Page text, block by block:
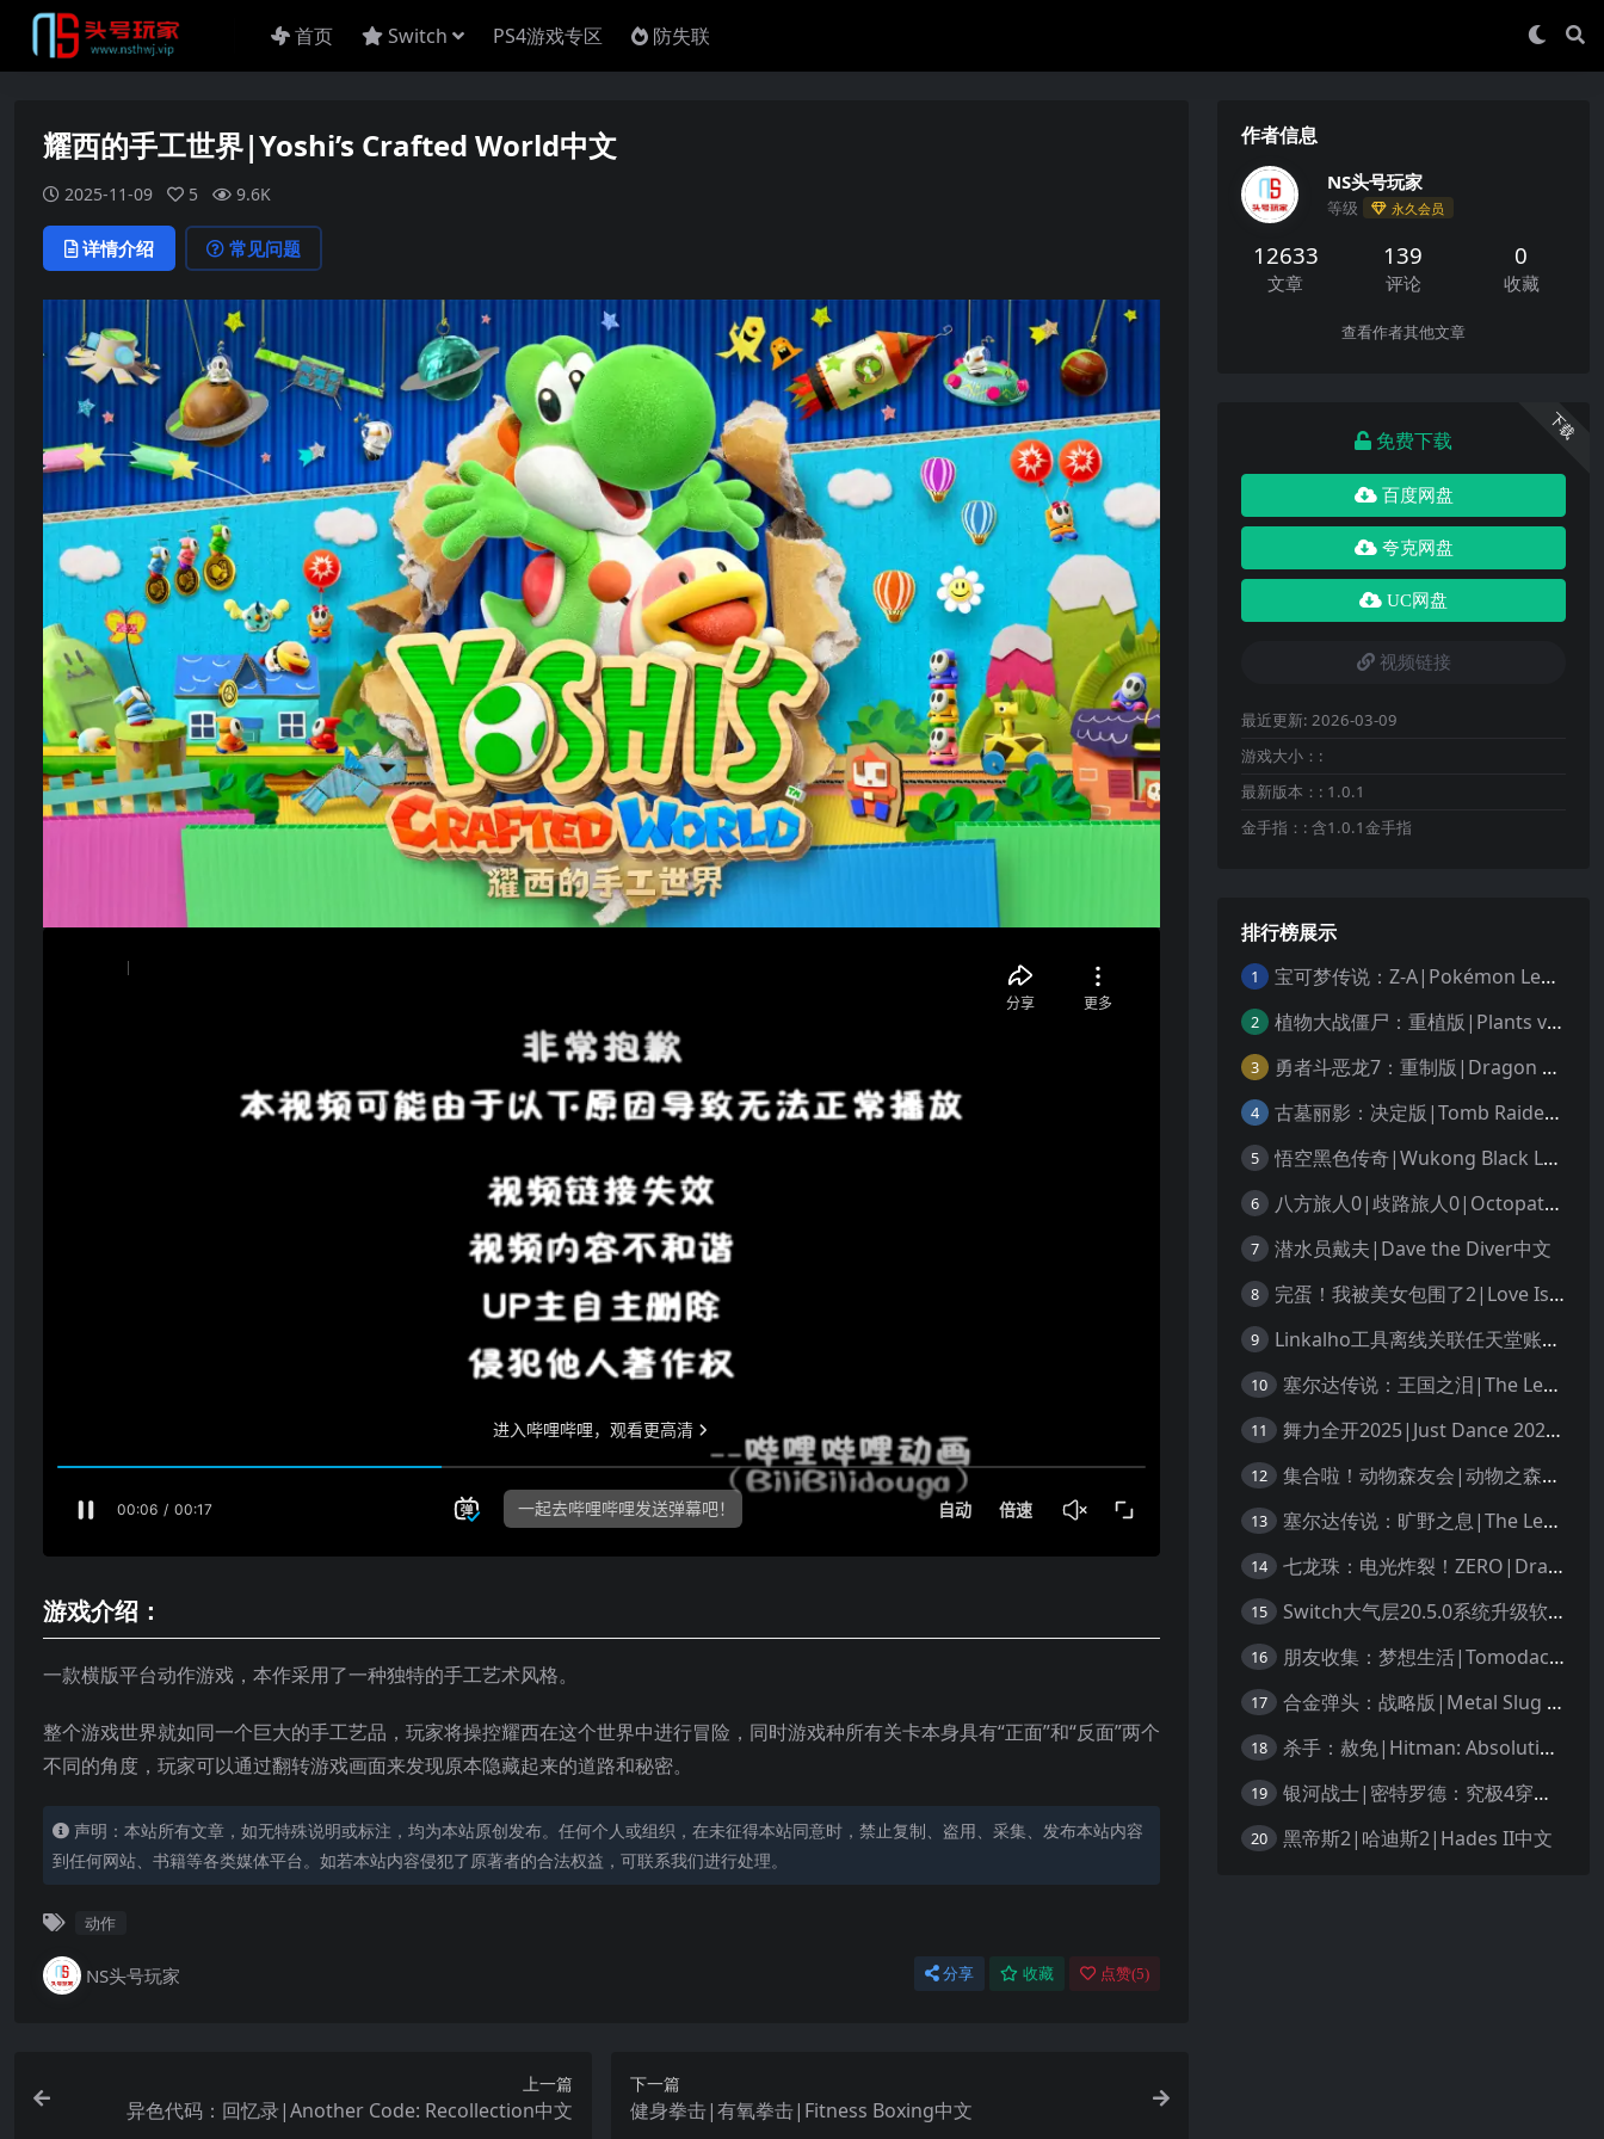
首页 Switch PS4游戏专区 防失联
耀西的手工世界|Yoshi’s Crafted World中文
2025-11-09 5 9.6K
详情介绍 常见问题
游戏介绍：
一款横版平台动作游戏，本作采用了一种独特的手工艺术风格。
整个游戏世界就如同一个巨大的手工艺品，玩家将操控耀西在这个世界中进行冒险，同时游戏种所有关卡本身具有“正面”和“反面”两个
不同的角度，玩家可以通过翻转游戏画面来发现原本隐藏起来的道路和秘密。
声明：本站所有文章，如无特殊说明或标注，均为本站原创发布。任何个人或组织，在未征得本站同意时，禁止复制、盗用、采集、发布本站内容
到任何网站、书籍等各类媒体平台。如若本站内容侵犯了原著者的合法权益，可联系我们进行处理。
动作
NS头号玩家 分享 收藏 点赞(5)
上一篇
异色代码：回忆录|Another Code: Recollection中文
下一篇
健身拳击|有氧拳击|Fitness Boxing中文
作者信息
NS头号玩家
等级 永久会员
12633
文章
139
评论
0
收藏
查看作者其他文章
下载
免费下载
百度网盘
夸克网盘
UC网盘
视频链接
最近更新: 2026-03-09
游戏大小：:
最新版本：: 1.0.1
金手指：: 含1.0.1金手指
排行榜展示
1 宝可梦传说：Z-A|Pokémon Legends: Z-A中文
2 植物大战僵尸：重植版|Plants vs. Zombies: Replanted中文
3 勇者斗恶龙7：重制版|Dragon Quest VII Reimagined中文
4 古墓丽影：决定版|Tomb Raider: Definitive Edition中文
5 悟空黑色传奇|Wukong Black Legend
6 八方旅人0|歧路旅人0|Octopath Traveler 0中文
7 潜水员戴夫|Dave the Diver中文
8 完蛋！我被美女包围了2|Love Is All Around 2中文
9 Linkalho工具离线关联任天堂账户教程
10 塞尔达传说：王国之泪|The Legend of Zelda: Tears of the Kingdom中文
11 舞力全开2025|Just Dance 2025中文
12 集合啦！动物森友会|动物之森|Animal Crossing: New Horizons中文
13 塞尔达传说：旷野之息|The Legend of Zelda: Breath of the Wild中文
14 七龙珠：电光炸裂！ZERO|Dragon Ball: Sparking! Zero中文
15 Switch大气层20.5.0系统升级软硬破通用教程
16 朋友收集：梦想生活|Tomodachi Life: Living the Dream中文
17 合金弹头：战略版|Metal Slug Tactics中文
18 杀手：赦免|Hitman: Absolution汉化
19 银河战士|密特罗德：究极4穿越未知|Metroid Prime 4: Beyond中文
20 黑帝斯2|哈迪斯2|Hades II中文